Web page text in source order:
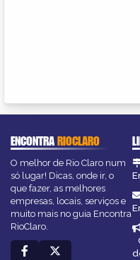
ENCONTRARIOCLARO
O melhor de Rio Claro num
só lugar! Dicas, onde ir, o
que fazer, as melhores
empresas, locais, serviços e
muito mais no guia Encontra
RioClaro.